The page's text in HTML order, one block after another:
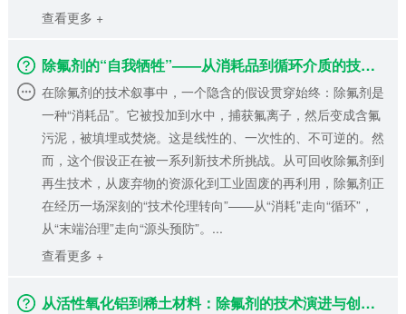
查看更多 +
除氟剂的“自我牺牲”——从消耗品到循环介质的技术伦理转向
在除氟剂的技术叙事中，一个隐含的假设贯穿始终：除氟剂是
一种“消耗品”。它被投加到水中，捕获氟离子，然后变成含氟
污泥，被填埋或焚烧。这是线性的、一次性的、不可逆的。然
而，这个假设正在被一系列新技术所挑战。从可回收除氟剂到
再生技术，从废弃物的资源化到工业固废的再利用，除氟剂正
在经历一场深刻的“技术伦理转向”——从“消耗”走向“循环”，
从“末端治理”走向“源头预防”。...
查看更多 +
从活性氧化铝到稀土材料：除氟剂的技术演进与创新之路